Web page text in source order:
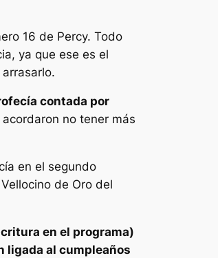
16 de Percy. Todo
ya que ese es el
contada por
no tener más
en el segundo
de Oro del
en el programa)
ligada al cumpleaños